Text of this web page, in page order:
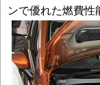
ンで優れた燃費性